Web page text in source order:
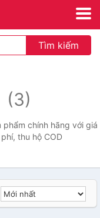
Tìm kiếm
(3)
chính hãng với giá
thu hộ COD